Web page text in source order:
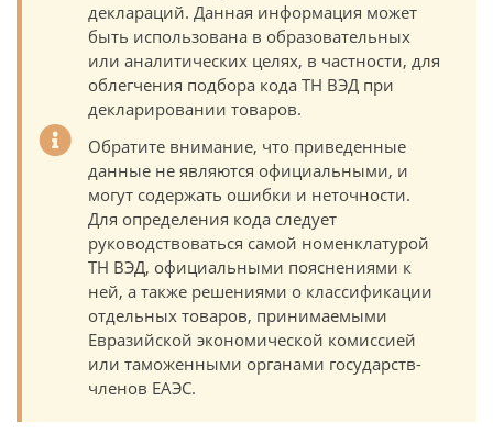
деклараций. Данная информация может
быть использована в образовательных
или аналитических целях, в частности, для
облегчения подбора кода ТН ВЭД при
декларировании товаров.
Обратите внимание, что приведенные
данные не являются официальными, и
могут содержать ошибки и неточности.
Для определения кода следует
руководствоваться самой номенклатурой
ТН ВЭД, официальными пояснениями к
ней, а также решениями о классификации
отдельных товаров, принимаемыми
Евразийской экономической комиссией
или таможенными органами государств-
членов ЕАЭС.